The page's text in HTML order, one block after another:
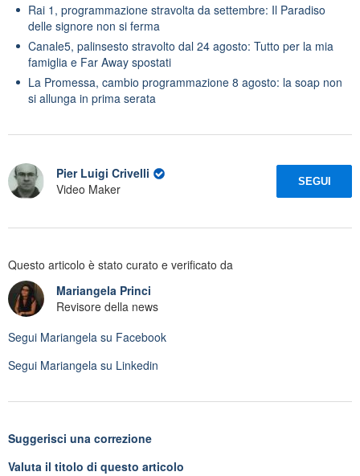
Rai 1, programmazione stravolta da settembre: Il Paradiso
delle signore non si ferma
Canale5, palinsesto stravolto dal 24 agosto: Tutto per la mia
famiglia e Far Away spostati
La Promessa, cambio programmazione 8 agosto: la soap non
si allunga in prima serata
Pier Luigi Crivelli
Video Maker
SEGUI
Questo articolo è stato curato e verificato da
Mariangela Princi
Revisore della news
Segui Mariangela su Facebook
Segui Mariangela su Linkedin
Suggerisci una correzione
Valuta il titolo di questo articolo